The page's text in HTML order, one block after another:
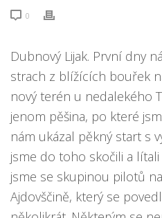
0
Dubnový Lijak. První dny
strach z blížících bouřek
nový terén u nedalekého
jenom pěšina, po které
nám ukázal pěkný start s
jsme do toho skočili a
jsme se skupinou pilotů
Ajdovščině, který se